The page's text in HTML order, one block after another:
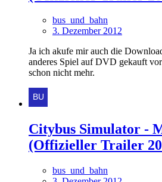
bus_und_bahn
3. Dezember 2012
Ja ich akufe mir auch die
anderes Spiel auf DVD gekauft
schon nicht mehr.
Citybus Simulator -
(Offizieller Trailer
bus_und_bahn